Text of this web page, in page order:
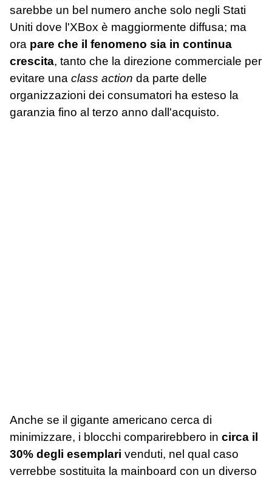
sarebbe un bel numero anche solo negli Stati
Uniti dove l'XBox è maggiormente diffusa; ma
ora pare che il fenomeno sia in continua
crescita, tanto che la direzione commerciale per
evitare una class action da parte delle
organizzazioni dei consumatori ha esteso la
garanzia fino al terzo anno dall'acquisto.
Anche se il gigante americano cerca di
minimizzare, i blocchi comparirebbero in circa il
30% degli esemplari venduti, nel qual caso
verrebbe sostituita la mainboard con un diverso